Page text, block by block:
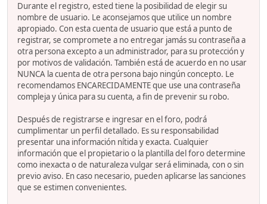
Durante el registro, ested tiene la posibilidad de elegir su
nombre de usuario. Le aconsejamos que utilice un nombre
apropiado. Con esta cuenta de usuario que está a punto de
registrar, se compromete a no entregar jamás su contraseña a
otra persona excepto a un administrador, para su protección y
por motivos de validación. También está de acuerdo en no usar
NUNCA la cuenta de otra persona bajo ningún concepto. Le
recomendamos ENCARECIDAMENTE que use una contraseña
compleja y única para su cuenta, a fin de prevenir su robo.
Después de registrarse e ingresar en el foro, podrá
cumplimentar un perfil detallado. Es su responsabilidad
presentar una información nítida y exacta. Cualquier
información que el propietario o la plantilla del foro determine
como inexacta o de naturaleza vulgar será eliminada, con o sin
previo aviso. En caso necesario, pueden aplicarse las sanciones
que se estimen convenientes.